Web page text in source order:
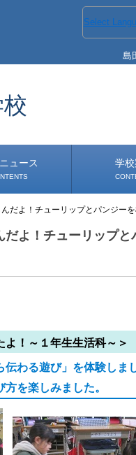
Select
島
ュース
から
から
業事業
学
学校長あい
学校へのア
だよ！チューリップとパンジーを
よ！チューリップ
よ！～１年生生活科～＞
わる遊び」を体験しま
を楽しみました。